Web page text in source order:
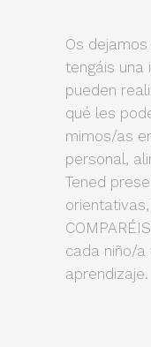
Os
tengáis una
pueden
qué les
mimos/as
personal,
Tened
cada niño/
aprendizaje.